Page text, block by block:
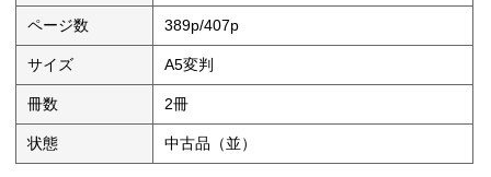
●『Internationella stadsbyggnadsutställningen. Nordiska
Jubileumsutställningen i Göteborg 1923.』(407p)／スウェーデン
語版には北欧4ヶ国のみ所収。特に自国スウェーデンについては英
語版よりも大幅に増補されている。／元表紙には少擦れ疵及び僅
シミ有り。
ページ数 389p/407p
サイズ A5変判
冊数 2冊
状態 中古品（並）